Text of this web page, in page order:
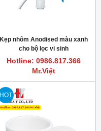
Kẹp nhôm Anodised màu xanh
cho bộ lọc vi sinh
Hotline: 0986.817.366
Mr.Việt
HOT